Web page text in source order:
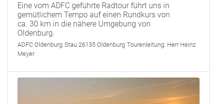
Eine vom ADFC geführte Radtour führt uns in
gemütlichem Tempo auf einen Rundkurs von
ca. 30 km in die nähere Umgebung von
Oldenburg.
ADFC Oldenburg Stau 26135 Oldenburg Tourenleitung: Herr Heinz
Meyer